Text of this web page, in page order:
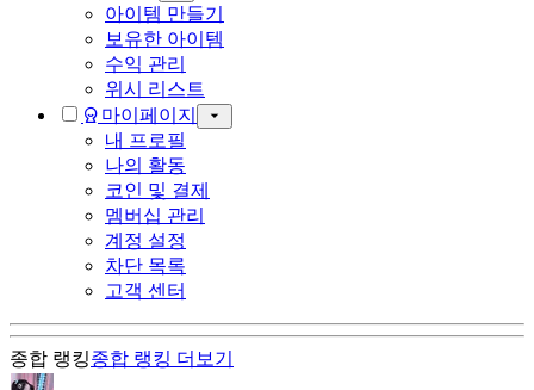
아이템 만들기
보유한 아이템
수익 관리
위시 리스트
마이페이지
내 프로필
나의 활동
코인 및 결제
멤버십 관리
계정 설정
차단 목록
고객 센터
종합 랭킹종합 랭킹 더보기